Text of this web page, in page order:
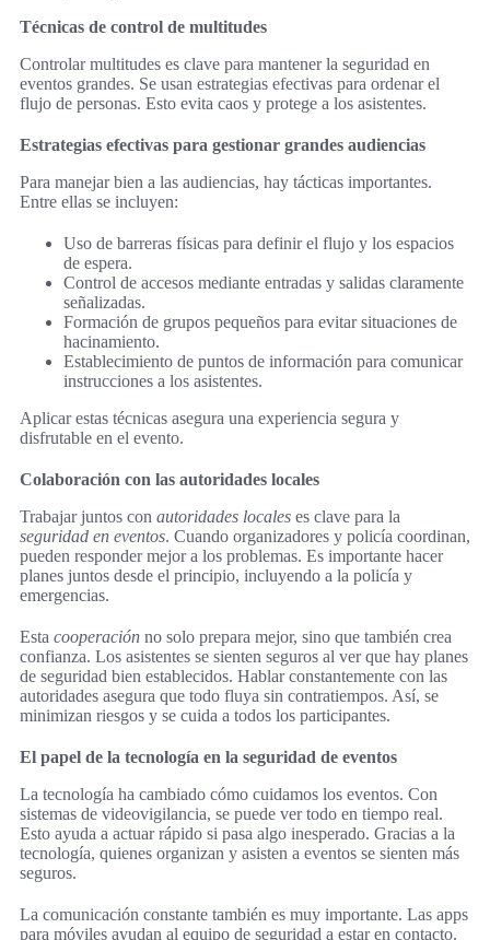
Técnicas de control de multitudes
Controlar multitudes es clave para mantener la seguridad en
eventos grandes. Se usan estrategias efectivas para ordenar el
flujo de personas. Esto evita caos y protege a los asistentes.
Estrategias efectivas para gestionar grandes audiencias
Para manejar bien a las audiencias, hay tácticas importantes.
Entre ellas se incluyen:
Uso de barreras físicas para definir el flujo y los espacios
de espera.
Control de accesos mediante entradas y salidas claramente
señalizadas.
Formación de grupos pequeños para evitar situaciones de
hacinamiento.
Establecimiento de puntos de información para comunicar
instrucciones a los asistentes.
Aplicar estas técnicas asegura una experiencia segura y
disfrutable en el evento.
Colaboración con las autoridades locales
Trabajar juntos con autoridades locales es clave para la
seguridad en eventos. Cuando organizadores y policía coordinan,
pueden responder mejor a los problemas. Es importante hacer
planes juntos desde el principio, incluyendo a la policía y
emergencias.
Esta cooperación no solo prepara mejor, sino que también crea
confianza. Los asistentes se sienten seguros al ver que hay planes
de seguridad bien establecidos. Hablar constantemente con las
autoridades asegura que todo fluya sin contratiempos. Así, se
minimizan riesgos y se cuida a todos los participantes.
El papel de la tecnología en la seguridad de eventos
La tecnología ha cambiado cómo cuidamos los eventos. Con
sistemas de videovigilancia, se puede ver todo en tiempo real.
Esto ayuda a actuar rápido si pasa algo inesperado. Gracias a la
tecnología, quienes organizan y asisten a eventos se sienten más
seguros.
La comunicación constante también es muy importante. Las apps
para móviles ayudan al equipo de seguridad a estar en contacto.